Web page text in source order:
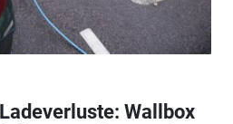
Wallbox